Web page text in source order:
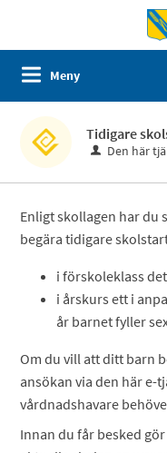
Meny
Tidigare
Den här
Enligt skollagen har du
begära tidigare
i förskoleklass
i årskurs ett i
år barnet fyller
Om du vill att ditt barn
ansökan via den här e-
vårdnadshavare
Innan du får besked